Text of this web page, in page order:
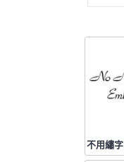
不用繡字